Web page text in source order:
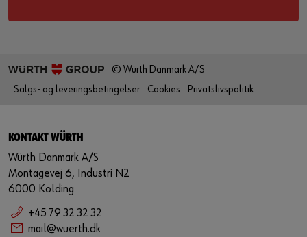
© Würth Danmark A/S
Salgs- og leveringsbetingelser
Cookies Privatslivspolitik
KONTAKT WÜRTH
Würth Danmark A/S
Montagevej 6, Industri N2
6000 Kolding
+45 79 32 32 32
mail@wuerth.dk